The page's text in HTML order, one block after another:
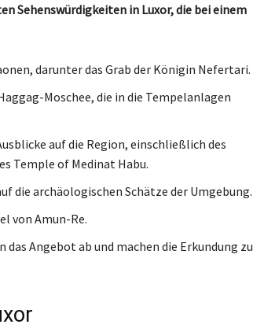
Sehenswürdigkeiten in Luxor, die bei einem
darunter das Grab der Königin Nefertari.
Moschee, die in die Tempelanlagen
auf die Region, einschließlich des
Temple of Medinat Habu.
die archäologischen Schätze der Umgebung.
von Amun-Re.
das Angebot ab und machen die Erkundung zu